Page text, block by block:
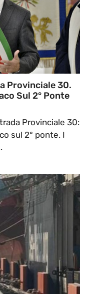
Provinciale 30.
Sul 2° Ponte
Provinciale 30:
sul 2° ponte. I